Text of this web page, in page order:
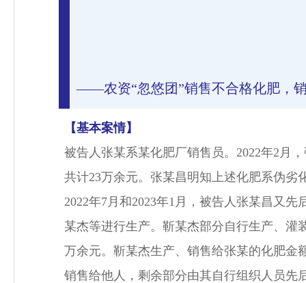
——农资“忽悠团”销售不合格化肥，
【基本案情】
被告人张某系某化肥厂销售员。2022年2月
共计23万余元。张某昌明知上述化肥系伪劣
2022年7月和2023年1月，被告人张某昌又
某杰等进行生产。靳某杰部分自行生产、灌
万余元。靳某杰生产、销售给张某的化肥金
销售给他人，剩余部分由其自行组织人员先